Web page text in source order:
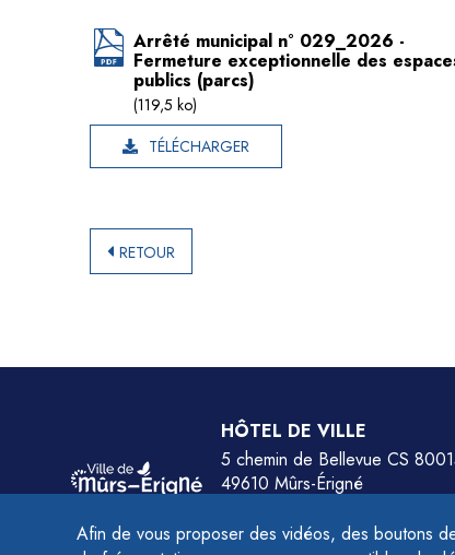
Afin de vous proposer des vidéos, des boutons
Arrêté municipal n° 029_2026 -
Fermeture exceptionnelle des
publics (parcs)
(119,5 ko)
TÉLÉCHARGER
RETOUR
HÔTEL DE VILLE
5 chemin de Bellevue CS
49610 Mûrs-Érigné